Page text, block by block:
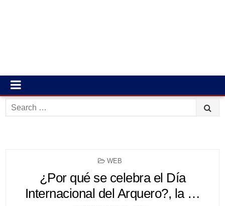
Search
for:
POSTED
WEB
¿Por qué se celebra el Día
Internacional del Arquero?, la …